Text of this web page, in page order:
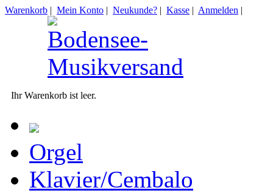
Warenkorb | Mein Konto | Neukunde? | Kasse | Anmelden |
Ihr Warenkorb ist leer.
Orgel
Klavier/Cembalo